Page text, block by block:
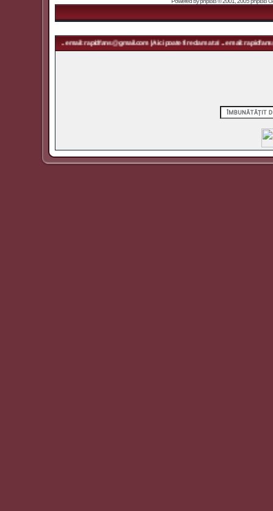
ta! ... email: rapidfans@gmail.com | Aici poate fi reclama ta! ... email: rapidfans@gmail.com